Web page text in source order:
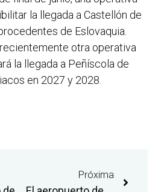
la llegada a Castellón de
de Eslovaquia.
otra operativa
la llegada a Peñíscola de
en 2027 y 2028.
Próxima